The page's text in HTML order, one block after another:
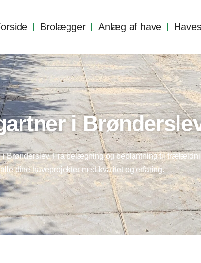
Brolægger Anlæg af have
i
Brønderslev. Fra belægning og beplantning til
dine haveprojekter med kvalitet og erfaring.